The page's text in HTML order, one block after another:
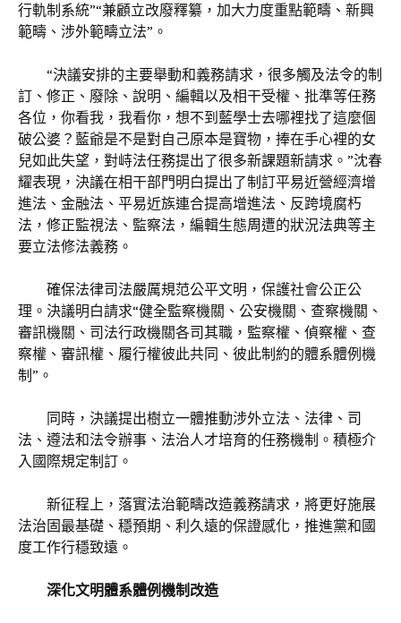
行軌制系統”“兼顧立改廢釋纂，加大力度重點範疇、新興
範疇、涉外範疇立法”。
“決議安排的主要舉動和義務請求，很多觸及法令的制
訂、修正、廢除、說明、編輯以及相干受權、批準等任務
各位，你看我，我看你，想不到藍學士去哪裡找了這麼個
破公婆？藍爺是不是對自己原本是寶物，捧在手心裡的女
兒如此失望，對峙法任務提出了很多新課題新請求。”沈春
耀表現，決議在相干部門明白提出了制訂平易近營經濟增
進法、金融法、平易近族連合提高增進法、反跨境腐朽
法，修正監視法、監察法，編輯生態周遭的狀況法典等主
要立法修法義務。
確保法律司法嚴厲規范公平文明，保護社會公正公
理。決議明白請求“健全監察機關、公安機關、查察機關、
審訊機關、司法行政機關各司其職，監察權、偵察權、查
察權、審訊權、履行權彼此共同、彼此制約的體系體例機
制”。
同時，決議提出樹立一體推動涉外立法、法律、司
法、遵法和法令辦事、法治人才培育的任務機制。積極介
入國際規定制訂。
新征程上，落實法治範疇改造義務請求，將更好施展
法治固最基礎、穩預期、利久遠的保證感化，推進黨和國
度工作行穩致遠。
深化文明體系體例機制改造